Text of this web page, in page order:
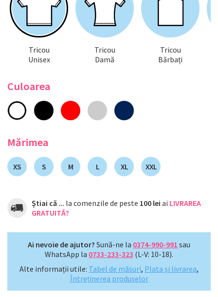
Tricou
Unisex
Tricou
Damă
Tricou
Bărbați
Culoarea
Mărimea
XS S M L XL XXL
Știai că ... la comenzile de peste 100 lei ai LIVRAREA
GRATUITĂ?
Ai nevoie de ajutor? Sună-ne la 0374-990-991 sau
WhatsApp la 0733-233-323 (L-V: 10-18).
Alte informații utile: Tabel de măsuri, Plata și livrarea,
Întreținerea produselor